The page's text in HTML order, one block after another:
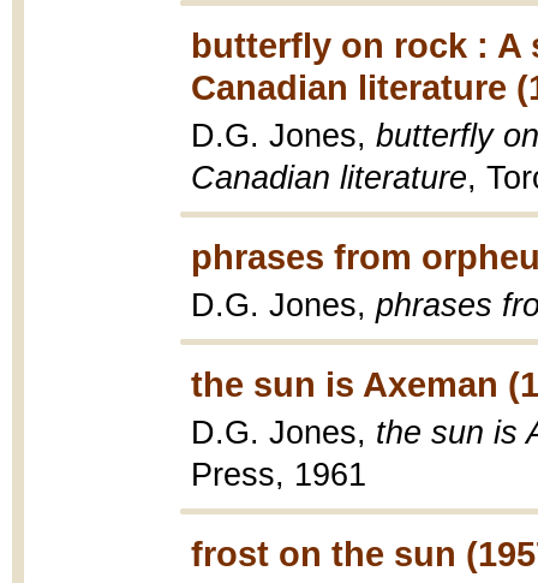
butterfly on rock : A
Canadian literature
D.G. Jones, butterfly
Canadian literature,
phrases from
D.G. Jones, phrases
the sun is Axeman
D.G. Jones, the sun is
Press, 1961
frost on the sun